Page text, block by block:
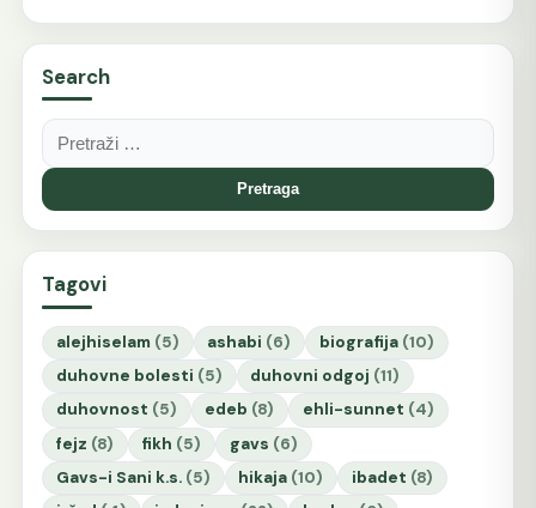
Search
Pretraga:
Tagovi
alejhiselam (5) ashabi (6) biografija (10)
duhovne bolesti (5) duhovni odgoj (11)
duhovnost (5) edeb (8) ehli-sunnet (4)
fejz (8) fikh (5) gavs (6)
Gavs-i Sani k.s. (5) hikaja (10) ibadet (8)